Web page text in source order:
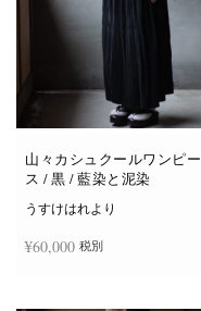
山々カシュクールワンピー
ス / 黒 / 藍染と泥染
うすけはれより
¥60,000 税別